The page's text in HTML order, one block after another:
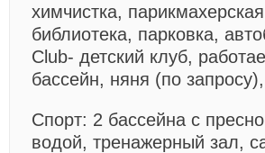
химчистка,
библиотека, парковка,
Club- детский клуб,
бассейн, няня (по
Спорт: 2 бассейна с
водой, тренажерный зал,